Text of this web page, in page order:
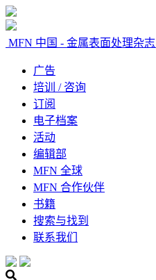
MFN 中国 - 金属表面处理杂志
广告
培训 / 咨询
订阅
电子档案
活动
编辑部
MFN 全球
MFN 合作伙伴
书籍
搜索与找到
联系我们